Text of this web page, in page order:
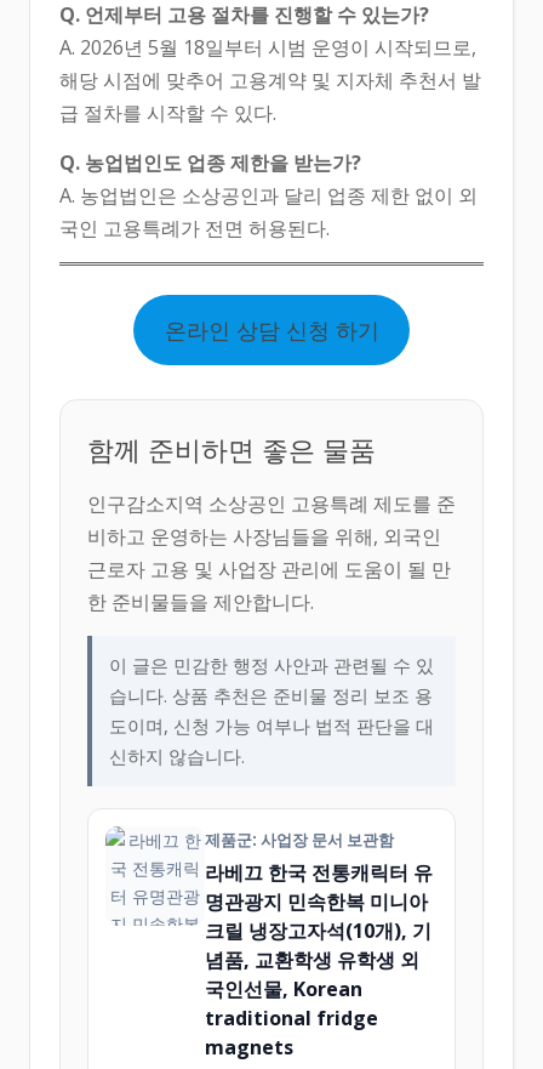
Q. 언제부터 고용 절차를 진행할 수 있는가?
A. 2026년 5월 18일부터 시범 운영이 시작되므로,
해당 시점에 맞추어 고용계약 및 지자체 추천서 발
급 절차를 시작할 수 있다.
Q. 농업법인도 업종 제한을 받는가?
A. 농업법인은 소상공인과 달리 업종 제한 없이 외
국인 고용특례가 전면 허용된다.
온라인 상담 신청 하기
함께 준비하면 좋은 물품
인구감소지역 소상공인 고용특례 제도를 준
비하고 운영하는 사장님들을 위해, 외국인
근로자 고용 및 사업장 관리에 도움이 될 만
한 준비물들을 제안합니다.
이 글은 민감한 행정 사안과 관련될 수 있
습니다. 상품 추천은 준비물 정리 보조 용
도이며, 신청 가능 여부나 법적 판단을 대
신하지 않습니다.
제품군: 사업장 문서 보관함
라베끄 한국 전통캐릭터 유
명관광지 민속한복 미니아
크릴 냉장고자석(10개), 기
념품, 교환학생 유학생 외
국인선물, Korean
traditional fridge
magnets